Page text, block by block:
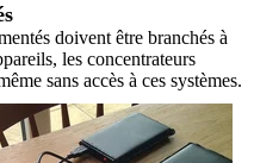
doivent être branchés à
les concentrateurs
sans accès à ces systèmes.